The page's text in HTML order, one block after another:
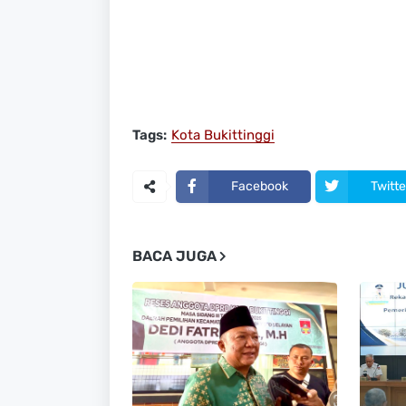
Tags: Kota Bukittinggi
Facebook
BACA JUGA